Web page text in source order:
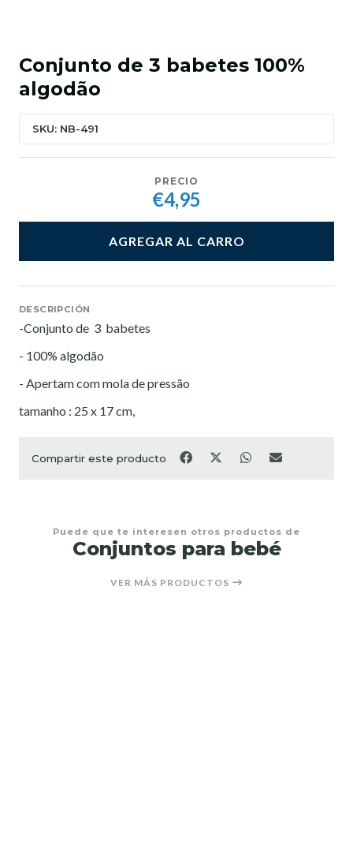
Conjunto de 3 babetes 100%
algodão
SKU: NB-491
PRECIO
€4,95
AGREGAR AL CARRO
DESCRIPCIÓN
-Conjunto de 3 babetes
- 100% algodão
- Apertam com mola de pressão
tamanho : 25 x 17 cm,
Compartir este producto
Puede que te interesen otros productos de
Conjuntos para bebé
VER MÁS PRODUCTOS